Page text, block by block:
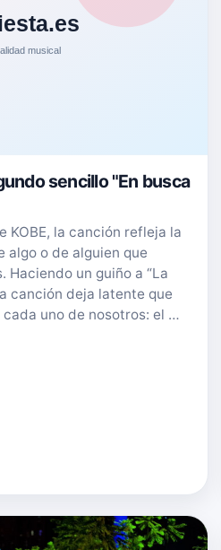
sencillo "En busca
KOBE, la canción refleja la
algo o de alguien que
Haciendo un guiño a “La
canción deja latente que
uno de nosotros: el …